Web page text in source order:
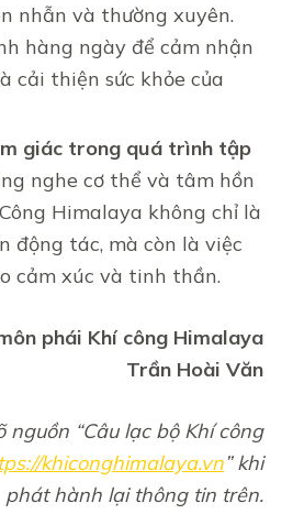
nhẫn và thường xuyên.
hàng ngày để cảm nhận
cải thiện sức khỏe của
giác trong quá trình tập
nghe cơ thể và tâm hồn
Himalaya không chỉ là
động tác, mà còn là việc
cảm xúc và tinh thần.
phái Khí công Himalaya
Trần Hoài Văn
nguồn “Câu lạc bộ Khí công
khiconghimalaya.vn” khi
phát hành lại thông tin trên.